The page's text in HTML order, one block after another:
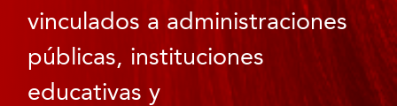
vinculados a administraciones
públicas, instituciones
educativas y